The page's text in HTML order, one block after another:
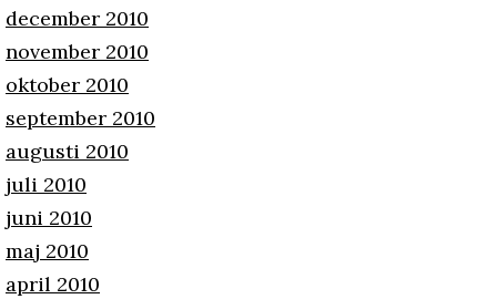
december 2010
november 2010
oktober 2010
september 2010
augusti 2010
juli 2010
juni 2010
maj 2010
april 2010